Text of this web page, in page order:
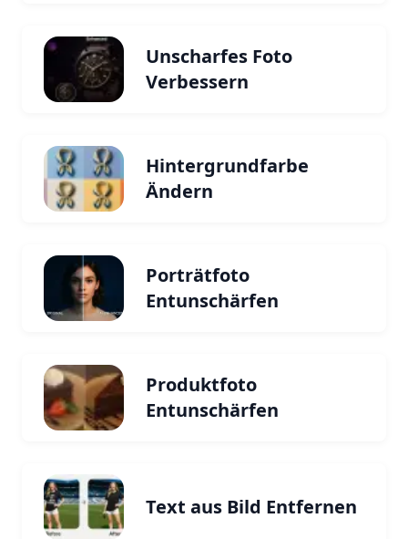
Unscharfes Foto
Verbessern
Hintergrundfarbe
Ändern
Porträtfoto
Entunschärfen
Produktfoto
Entunschärfen
Text aus Bild Entfernen